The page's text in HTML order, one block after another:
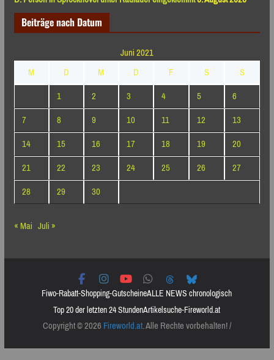
Beiträge nach Datum
Juni 2021
M
D M D F S
S
1
2 3 4 5
6
7
8 9 10 11 12
13
14
15 16 17 18 19
20
21
22 23 24 25 26
27
28
29
30
« Mai Juli »
Fiwo-Rabatt-Shopping-GutscheineALLE NEWS chronologisch
Top 20 der letzten 24 StundenArtikelsuche-Fireworld.at
Copyright © 2026Fireworld.at. Alle Rechte vorbehalten! /